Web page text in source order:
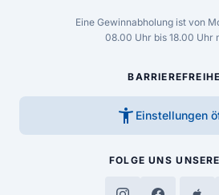
Eine Gewinnabholung ist von
08.00 Uhr bis 18.00 Uhr
accessibility_new Einstellungen
FOLGE UNS